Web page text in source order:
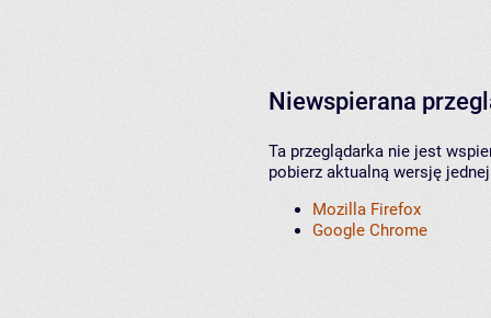
Niewspierana
Ta przeglądarka nie jest
pobierz aktualną wersję
Mozilla Firefox
Google Chrome